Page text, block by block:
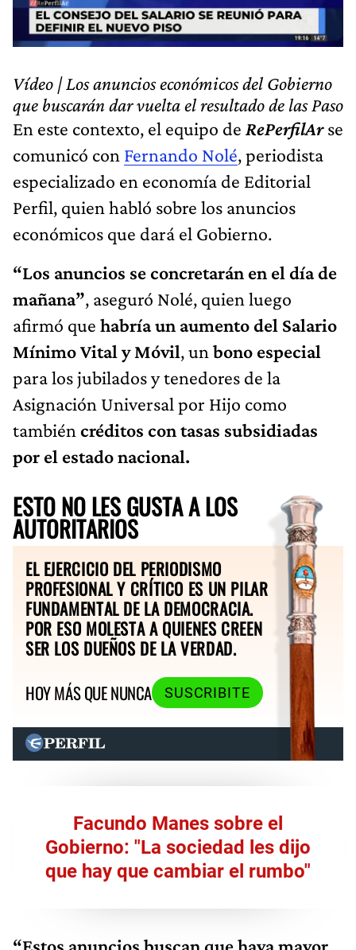
Vídeo | Los anuncios económicos del Gobierno
que buscarán dar vuelta el resultado de las Paso
En este contexto, el equipo de RePerfilAr se
comunicó con Fernando Nolé, periodista
especializado en economía de Editorial
Perfil, quien habló sobre los anuncios
económicos que dará el Gobierno.
“Los anuncios se concretarán en el día de
mañana”, aseguró Nolé, quien luego
afirmó que habría un aumento del Salario
Mínimo Vital y Móvil, un bono especial
para los jubilados y tenedores de la
Asignación Universal por Hijo como
también créditos con tasas subsidiadas
por el estado nacional.
ESTO NO LES GUSTA A LOS
AUTORITARIOS
EL EJERCICIO DEL PERIODISMO
PROFESIONAL Y CRÍTICO ES UN PILAR
FUNDAMENTAL DE LA DEMOCRACIA.
POR ESO MOLESTA A QUIENES CREEN
SER LOS DUEÑOS DE LA VERDAD.
HOY MÁS QUE NUNCA
SUSCRIBITE
Facundo Manes sobre el
Gobierno: "La sociedad les dijo
que hay que cambiar el rumbo"
“Estos anuncios buscan que haya mayor